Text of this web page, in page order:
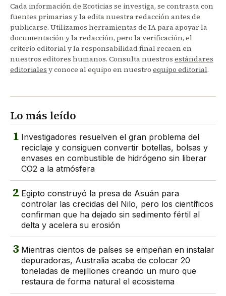
Cada información de Ecoticias se investiga, se contrasta con
fuentes primarias y la edita nuestra redacción antes de
publicarse. Utilizamos herramientas de IA para apoyar la
documentación y la redacción, pero la verificación, el
criterio editorial y la responsabilidad final recaen en
nuestros editores humanos. Consulta nuestros estándares
editoriales y conoce al equipo en nuestro equipo editorial.
Lo más leído
1 Investigadores resuelven el gran problema del
reciclaje y consiguen convertir botellas, bolsas y
envases en combustible de hidrógeno sin liberar
CO2 a la atmósfera
2 Egipto construyó la presa de Asuán para
controlar las crecidas del Nilo, pero los científicos
confirman que ha dejado sin sedimento fértil al
delta y acelera su erosión
3 Mientras cientos de países se empeñan en instalar
depuradoras, Australia acaba de colocar 20
toneladas de mejillones creando un muro que
restaura de forma natural el ecosistema